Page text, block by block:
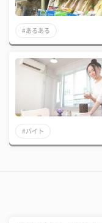
#あるある
#バイト